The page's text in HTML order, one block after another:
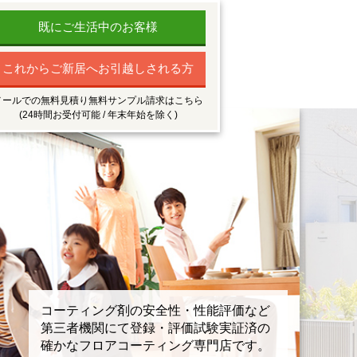
既にご生活中のお客様
これからご新居へお引越しされる方
ールでの無料見積り無料サンプル請求はこちら
(24時間お受付可能 / 年末年始を除く)
コーティング剤の安全性・性能評価など
第三者機関にて登録・評価試験実証済の
確かなフロアコーティング専門店です。